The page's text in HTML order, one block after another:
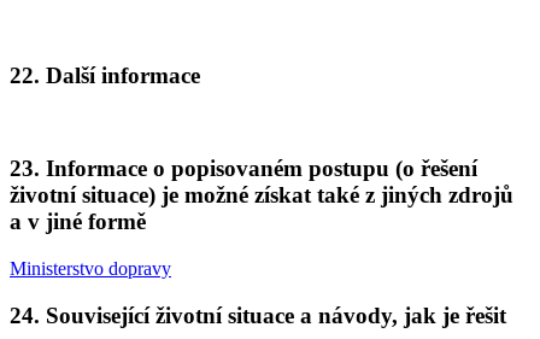
22. Další informace
23. Informace o popisovaném postupu (o řešení
životní situace) je možné získat také z jiných zdrojů
a v jiné formě
Ministerstvo dopravy
24. Související životní situace a návody, jak je řešit